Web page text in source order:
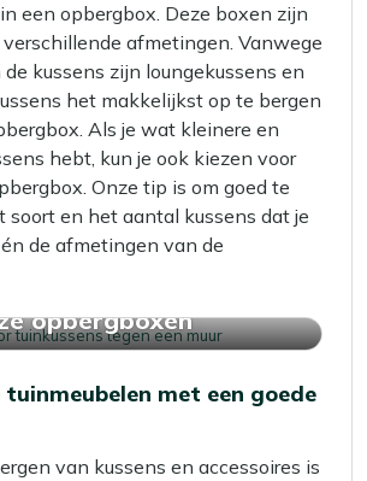
een opbergbox. Deze boxen zijn
afmetingen. Vanwege
kussens zijn loungekussens en
het makkelijkst op te bergen
Als je wat kleinere en
hebt, kun je ook kiezen voor
Onze tip is om goed te
soort en het aantal kussens dat je
de afmetingen van de
opbergboxen
tuinmeubelen met een goede
van kussens en accessoires is